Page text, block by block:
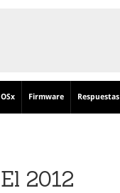
OSx Firmware Respuestas
2012